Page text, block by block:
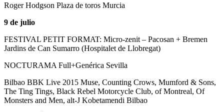
Roger Hodgson Plaza de toros Murcia
9 de julio
FESTIVAL PETIT FORMAT: Micro-zenit – Pacosan + Bremen
Jardins de Can Sumarro (Hospitalet de Llobregat)
NOCTURAMA Full+Genérica Sevilla
Bilbao BBK Live 2015 Muse, Counting Crows, Mumford & Sons,
The Ting Tings, Black Rebel Motorcycle Club, of Montreal, Of
Monsters and Men, alt-J Kobetamendi Bilbao